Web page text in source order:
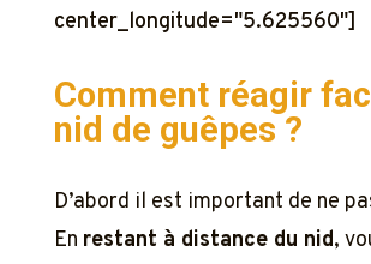
center_longitude="5.625560"]
Comment réagir
nid de guêpes ?
D’abord il est important de ne
En restant à distance du nid,